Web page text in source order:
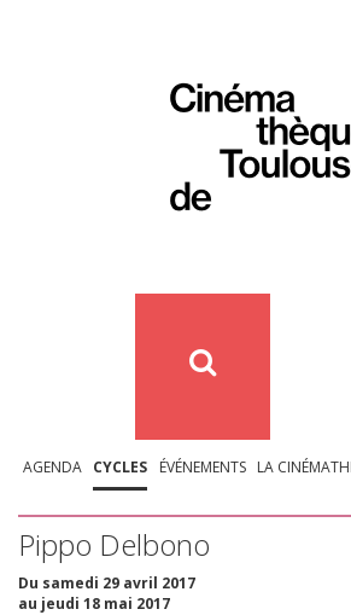
AGENDA CYCLES ÉVÉNEMENTS LA
Pippo Delbono
Du samedi 29 avril 2017
au jeudi 18 mai 2017